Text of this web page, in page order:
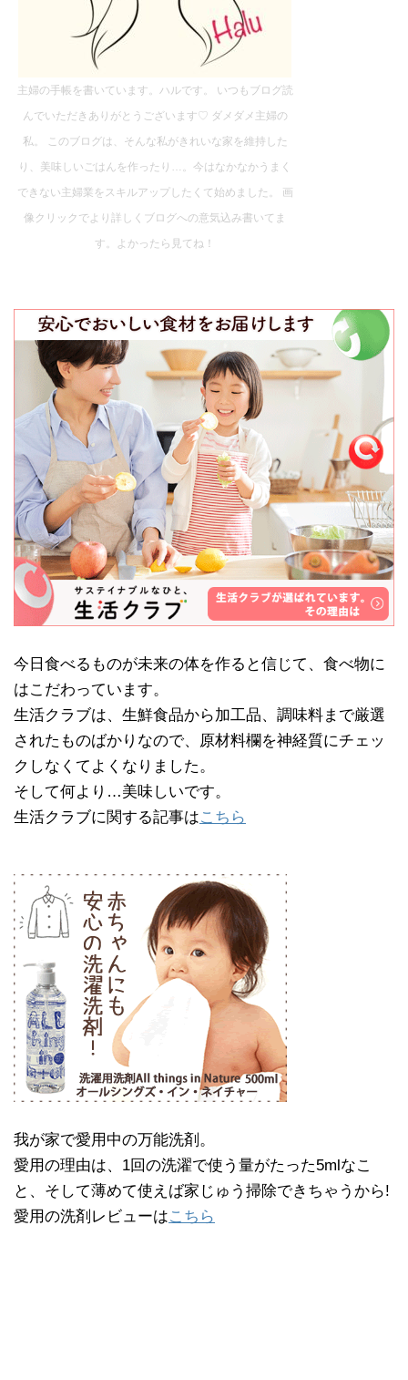
主婦の手帳を書いています。ハルです。 いつもブログ読
んでいただきありがとうございます♡ ダメダメ主婦の
私。 このブログは、そんな私がきれいな家を維持した
り、美味しいごはんを作ったり…。今はなかなかうまく
できない主婦業をスキルアップしたくて始めました。 画
像クリックでより詳しくブログへの意気込み書いてま
す。よかったら見てね！
今日食べるものが未来の体を作ると信じて、食べ物に
はこだわっています。
生活クラブは、生鮮食品から加工品、調味料まで厳選
されたものばかりなので、原材料欄を神経質にチェッ
クしなくてよくなりました。
そして何より…美味しいです。
生活クラブに関する記事はこちら
我が家で愛用中の万能洗剤。
愛用の理由は、1回の洗濯で使う量がたった5mlなこ
と、そして薄めて使えば家じゅう掃除できちゃうから!
愛用の洗剤レビューはこちら